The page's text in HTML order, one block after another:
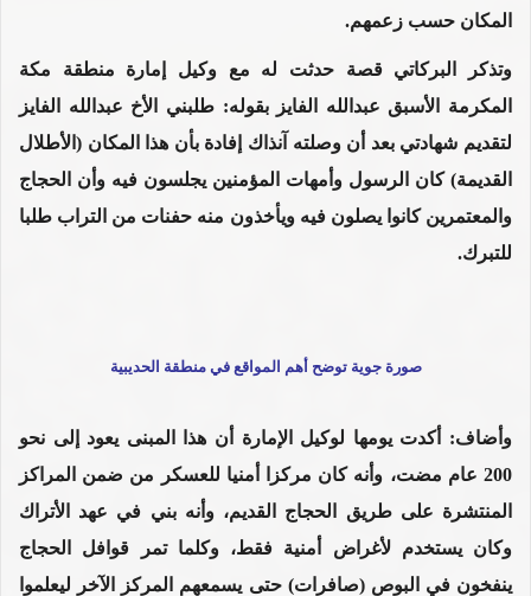
المكان حسب زعمهم.
وتذكر البركاتي قصة حدثت له مع وكيل إمارة منطقة مكة
المكرمة الأسبق عبدالله الفايز بقوله: طلبني الأخ عبدالله الفايز
لتقديم شهادتي بعد أن وصلته آنذاك إفادة بأن هذا المكان (الأطلال
القديمة) كان الرسول وأمهات المؤمنين يجلسون فيه وأن الحجاج
والمعتمرين كانوا يصلون فيه ويأخذون منه حفنات من التراب طلبا
للتبرك.
صورة جوية توضح أهم المواقع في منطقة الحديبية
وأضاف: أكدت يومها لوكيل الإمارة أن هذا المبنى يعود إلى نحو
200 عام مضت، وأنه كان مركزا أمنيا للعسكر من ضمن المراكز
المنتشرة على طريق الحجاج القديم، وأنه بني في عهد الأتراك
وكان يستخدم لأغراض أمنية فقط، وكلما تمر قوافل الحجاج
ينفخون في البوص (صافرات) حتى يسمعهم المركز الآخر ليعلموا